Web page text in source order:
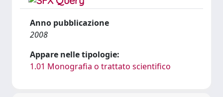
Anno pubblicazione
2008
Appare nelle tipologie:
1.01 Monografia o trattato scientifico